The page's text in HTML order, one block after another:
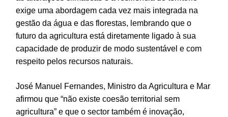
exige uma abordagem cada vez mais integrada na
gestão da água e das florestas, lembrando que o
futuro da agricultura está diretamente ligado à sua
capacidade de produzir de modo sustentável e com
respeito pelos recursos naturais.
José Manuel Fernandes, Ministro da Agricultura e Mar
afirmou que “não existe coesão territorial sem
agricultura” e que o sector também é inovação,